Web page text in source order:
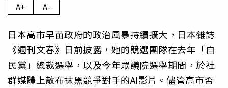
A+ A-
日本高市早苗政府的政治風暴持續擴大，日本雜誌
《週刊文春》日前披露，她的競選團隊在去年「自
民黨」總裁選舉，以及今年眾議院選舉期間，於社
群媒體上散布抹黑競爭對手的AI影片。儘管高市否